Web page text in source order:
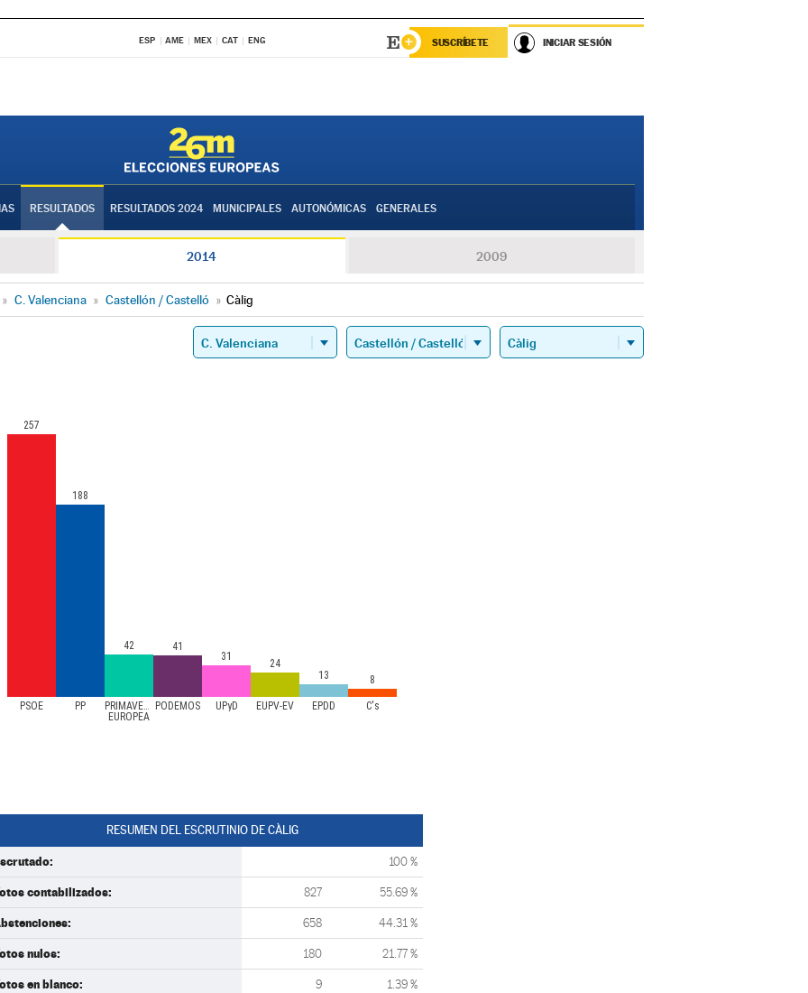
ESP AME MEX CAT ENG SUSCRÍBETE INICIAR SESIÓN
RESULTADOS RESULTADOS 2024 MUNICIPALES AUTONÓMICAS GENERALES
2014 2009
» C. Valenciana » Castellón / Castelló » Càlig
PSOE PP
PRIMAVERA
EUROPEA
PODEMOS UPyD EUPV-EV EPDD C's
257
188
42 41
31
24
13
8
RESUMEN DEL ESCRUTINIO DE CÀLIG
100 %
contabilizados: 827 55.69 %
658 44.31 %
nulos: 180 21.77 %
en blanco: 9 1.39 %